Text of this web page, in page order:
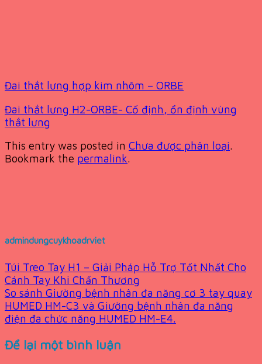
Đai thắt lưng hợp kim nhôm – ORBE
Đai thắt lưng H2-ORBE- Cố định, ổn định vùng
thắt lưng
This entry was posted in Chưa được phân loại.
Bookmark the permalink.
admindungcuykhoadrviet
Túi Treo Tay H1 – Giải Pháp Hỗ Trợ Tốt Nhất Cho
Cánh Tay Khi Chấn Thương
So sánh Giường bệnh nhân đa năng cơ 3 tay quay
HUMED HM-C3 và Giường bệnh nhân đa năng
điện đa chức năng HUMED HM-E4.
Để lại một bình luận